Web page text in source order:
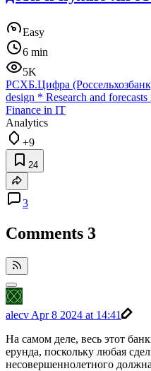
Easy
6 min
5K
РСХБ.Цифра
design * Research and
Finance in IT
Analytics
+9
24
3
Comments 3
alecv Apr 8 2024 at 14:41
На самом деле, весь этот
ерунда, поскольку любая
несовершеннолетного